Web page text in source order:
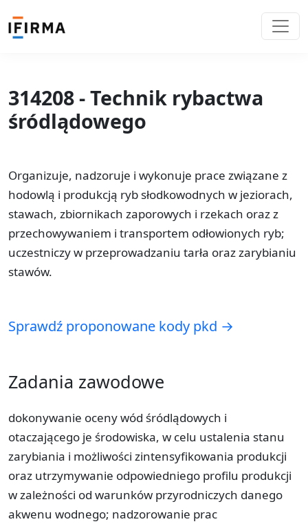
314208 - Technik rybactwa
śródlądowego
Organizuje, nadzoruje i wykonuje prace związane z
hodowlą i produkcją ryb słodkowodnych w jeziorach,
stawach, zbiornikach zaporowych i rzekach oraz z
przechowywaniem i transportem odłowionych ryb;
uczestniczy w przeprowadzaniu tarła oraz zarybianiu
stawów.
Sprawdź proponowane kody pkd →
Zadania zawodowe
dokonywanie oceny wód śródlądowych i
otaczającego je środowiska, w celu ustalenia stanu
zarybiania i możliwości zintensyfikowania produkcji
oraz utrzymywanie odpowiedniego profilu produkcji
w zależności od warunków przyrodniczych danego
akwenu wodnego; nadzorowanie prac